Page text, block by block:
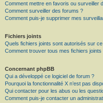
Comment mettre en favoris ou surveiller
Comment surveiller des forums ?
Comment puis-je supprimer mes
Fichiers joints
Quels fichiers joints sont autorisés sur
Comment trouver tous mes fichiers joints
Concernant phpBB
Qui a développé ce logiciel de forum ?
Pourquoi la fonctionnalité X n’est pas
Qui contacter pour les abus ou les
Comment puis-je contacter un